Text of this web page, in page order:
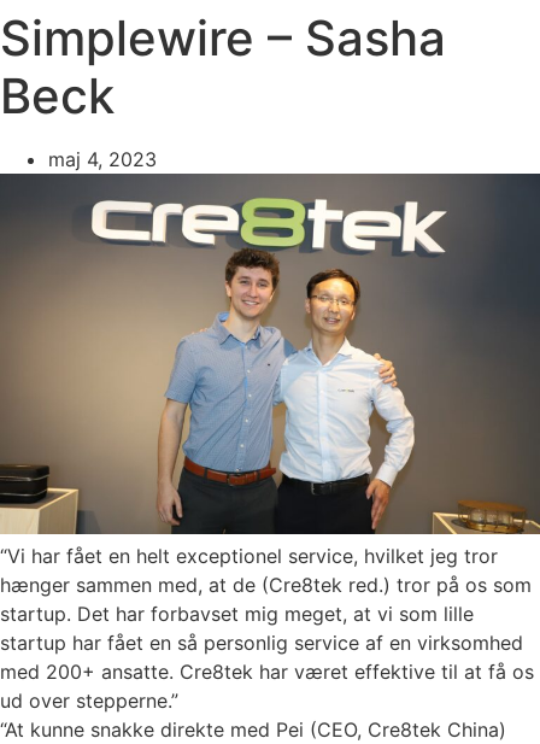
Simplewire – Sasha
Beck
maj 4, 2023
“Vi har fået en helt exceptionel service, hvilket jeg tror
hænger sammen med, at de (Cre8tek red.) tror på os som
startup. Det har forbavset mig meget, at vi som lille
startup har fået en så personlig service af en virksomhed
med 200+ ansatte. Cre8tek har været effektive til at få os
ud over stepperne.”
“At kunne snakke direkte med Pei (CEO, Cre8tek China)